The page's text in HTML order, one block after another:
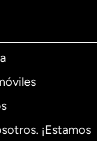
¡Estamos